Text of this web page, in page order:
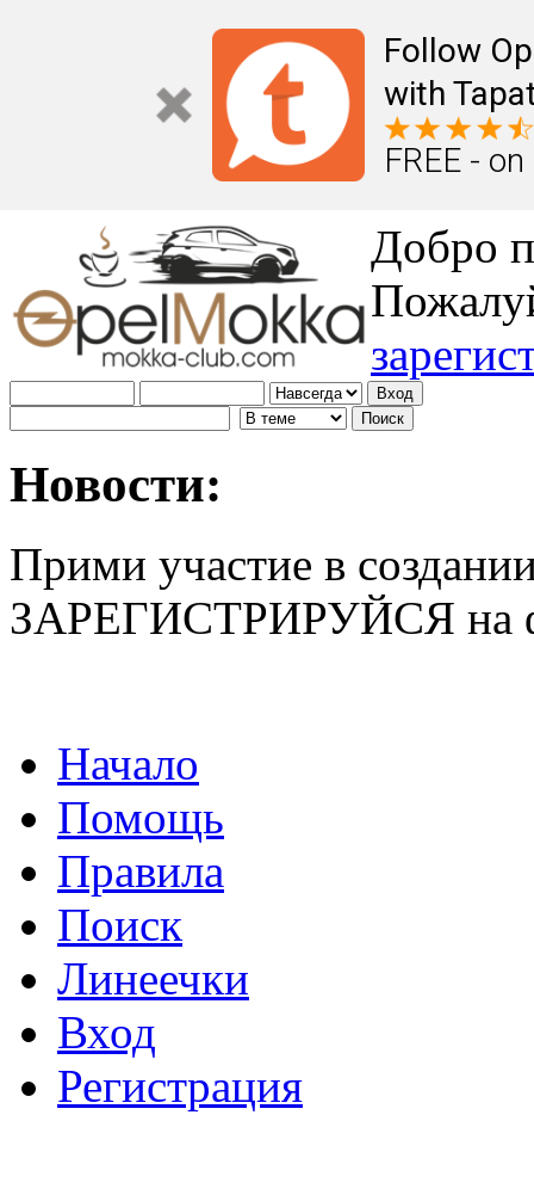
Follow
with
FREE -
Добро
Новости:
Прими участие в
ЗАРЕГИСТРИРУЙСЯ на
Начало
Помощь
Правила
Поиск
Линеечки
Вход
Регистрация